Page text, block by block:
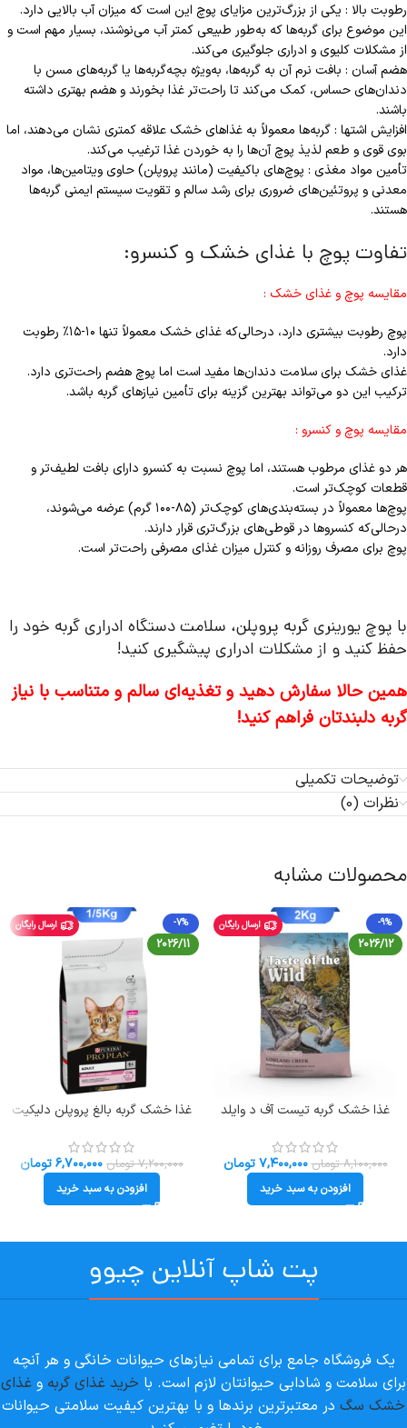
رطوبت بالا : یکی از بزرگ‌ترین مزایای پوچ این است که میزان آب بالایی دارد.
این موضوع برای گربه‌ها که به‌طور طبیعی کمتر آب می‌نوشند، بسیار مهم است و
از مشکلات کلیوی و ادراری جلوگیری می‌کند.
هضم آسان : بافت نرم آن به گربه‌ها، به‌ویژه بچه‌گربه‌ها یا گربه‌های مسن با
دندان‌های حساس، کمک می‌کند تا راحت‌تر غذا بخورند و هضم بهتری داشته
باشند.
افزایش اشتها : گربه‌ها معمولاً به غذاهای خشک علاقه کمتری نشان می‌دهند، اما
بوی قوی و طعم لذیذ پوچ آن‌ها را به خوردن غذا ترغیب می‌کند.
تأمین مواد مغذی : پوچ‌های باکیفیت (مانند پروپلن) حاوی ویتامین‌ها، مواد
معدنی و پروتئین‌های ضروری برای رشد سالم و تقویت سیستم ایمنی گربه‌ها
هستند.
تفاوت پوچ با غذای خشک و کنسرو:
مقایسه پوچ و غذای خشک :
پوچ رطوبت بیشتری دارد، درحالی‌که غذای خشک معمولاً تنها ۱۰-۱۵٪ رطوبت
دارد.
غذای خشک برای سلامت دندان‌ها مفید است اما پوچ هضم راحت‌تری دارد.
ترکیب این دو می‌تواند بهترین گزینه برای تأمین نیازهای گربه باشد.
مقایسه پوچ و کنسرو :
هر دو غذای مرطوب هستند، اما پوچ نسبت به کنسرو دارای بافت لطیف‌تر و
قطعات کوچک‌تر است.
پوچ‌ها معمولاً در بسته‌بندی‌های کوچک‌تر (۸۵-۱۰۰ گرم) عرضه می‌شوند،
درحالی‌که کنسروها در قوطی‌های بزرگ‌تری قرار دارند.
پوچ برای مصرف روزانه و کنترل میزان غذای مصرفی راحت‌تر است.
با پوچ یورینری گربه پروپلن، سلامت دستگاه ادراری گربه خود را
حفظ کنید و از مشکلات ادراری پیشگیری کنید!
همین حالا سفارش دهید و تغذیه‌ای سالم و متناسب با نیاز
گربه دلبندتان فراهم کنید!
توضیحات تکمیلی
نظرات (0)
محصولات مشابه
-9%
2026/12
ارسال رایگان
غذا خشک گربه تیست آف د وایلد
Taste Of The Wild LC
۸,۱۰۰,۰۰۰ تومان ۷,۴۰۰,۰۰۰ تومان
افزودن به سبد خرید
-7%
2026/11
ارسال رایگان
غذا خشک گربه بالغ پروپلن دلیکیت
کیلوگرم ProPlan Delicate
Digestion ۷,۲۰۰,۰۰۰ تومان ۶,۷۰۰,۰۰۰تومان
افزودن به سبد خرید
پت شاپ آنلاین چیوو
یک فروشگاه جامع برای تمامی نیازهای حیوانات خانگی و هر آنچه
برای سلامت و شادابی حیوانتان لازم است. با خرید غذای گربه و غذای
خشک سگ در معتبرترین برندها و با بهترین کیفیت سلامتی حیوانات